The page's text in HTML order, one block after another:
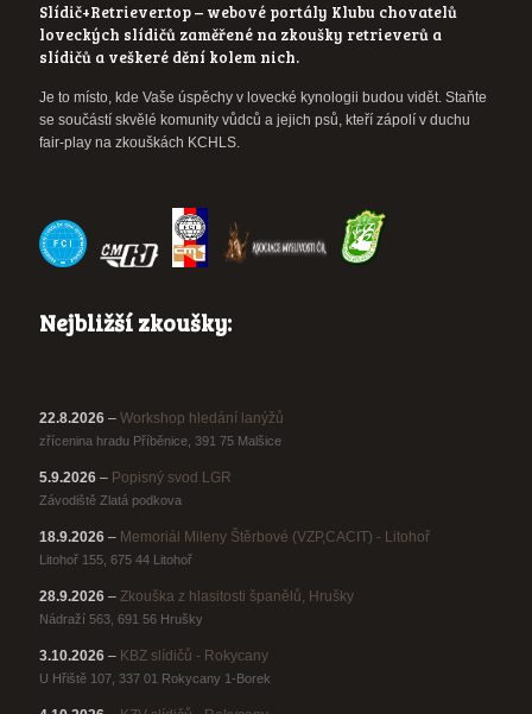
Slídič+Retriever.top – webové portály Klubu chovatelů
loveckých slídičů zaměřené na zkoušky retrieverů a
slídičů a veškeré dění kolem nich.
Je to místo, kde Vaše úspěchy v lovecké kynologii budou vidět. Staňte
se součástí skvělé komunity vůdců a jejich psů, kteří zápolí v duchu
fair-play na zkouškách KCHLS.
Nejbližší zkoušky:
22.8.2026 – Workshop hledání lanýžů
zřícenina hradu Příběnice, 391 75 Malšice
5.9.2026 – Popisný svod LGR
Závodiště Zlatá podkova
18.9.2026 – Memoriál Mileny Štěrbové (VZP,CACIT) - Litohoř
Litohoř 155, 675 44 Litohoř
28.9.2026 – Zkouška z hlasitosti španělů, Hrušky
Nádraží 563, 691 56 Hrušky
3.10.2026 – KBZ slídičů - Rokycany
U Hřiště 107, 337 01 Rokycany 1-Borek